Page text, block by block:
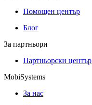
Помощен център
Блог
За партньори
Партньорски център
MobiSystems
За нас